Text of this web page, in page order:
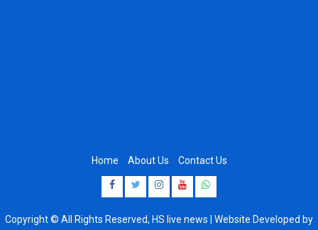
Home About Us Contact Us
Facebook
Twitter
Instagram
Youtube
Whatsapp
Copyright © All Rights Reserved, HS live news | Website Developed by